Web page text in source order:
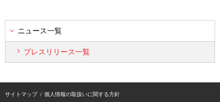
ニュース一覧
プレスリリース一覧
サイトマップ 個人情報の取扱いに関する方針